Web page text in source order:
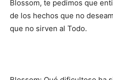
Blossom, te pedimos que
de los hechos que no
que no sirven al Todo.